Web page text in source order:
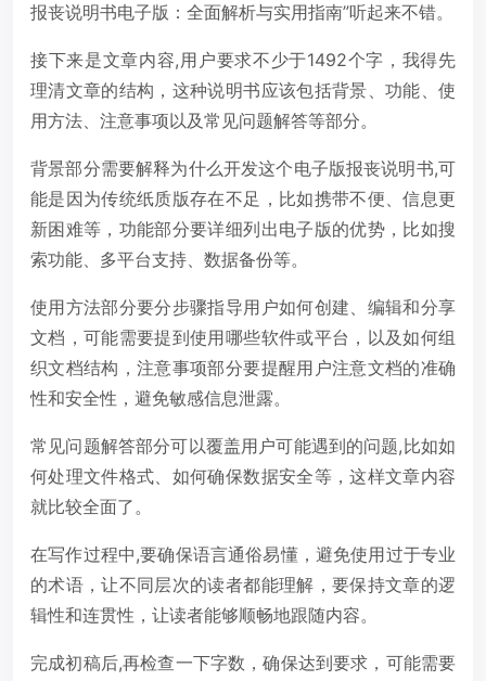
报丧说明书电子版：全面解析与实用指南”听起来不错。
接下来是文章内容,用户要求不少于1492个字，我得先
理清文章的结构，这种说明书应该包括背景、功能、使
用方法、注意事项以及常见问题解答等部分。
背景部分需要解释为什么开发这个电子版报丧说明书,可
能是因为传统纸质版存在不足，比如携带不便、信息更
新困难等，功能部分要详细列出电子版的优势，比如搜
索功能、多平台支持、数据备份等。
使用方法部分要分步骤指导用户如何创建、编辑和分享
文档，可能需要提到使用哪些软件或平台，以及如何组
织文档结构，注意事项部分要提醒用户注意文档的准确
性和安全性，避免敏感信息泄露。
常见问题解答部分可以覆盖用户可能遇到的问题,比如如
何处理文件格式、如何确保数据安全等，这样文章内容
就比较全面了。
在写作过程中,要确保语言通俗易懂，避免使用过于专业
的术语，让不同层次的读者都能理解，要保持文章的逻
辑性和连贯性，让读者能够顺畅地跟随内容。
完成初稿后,再检查一下字数，确保达到要求，可能需要